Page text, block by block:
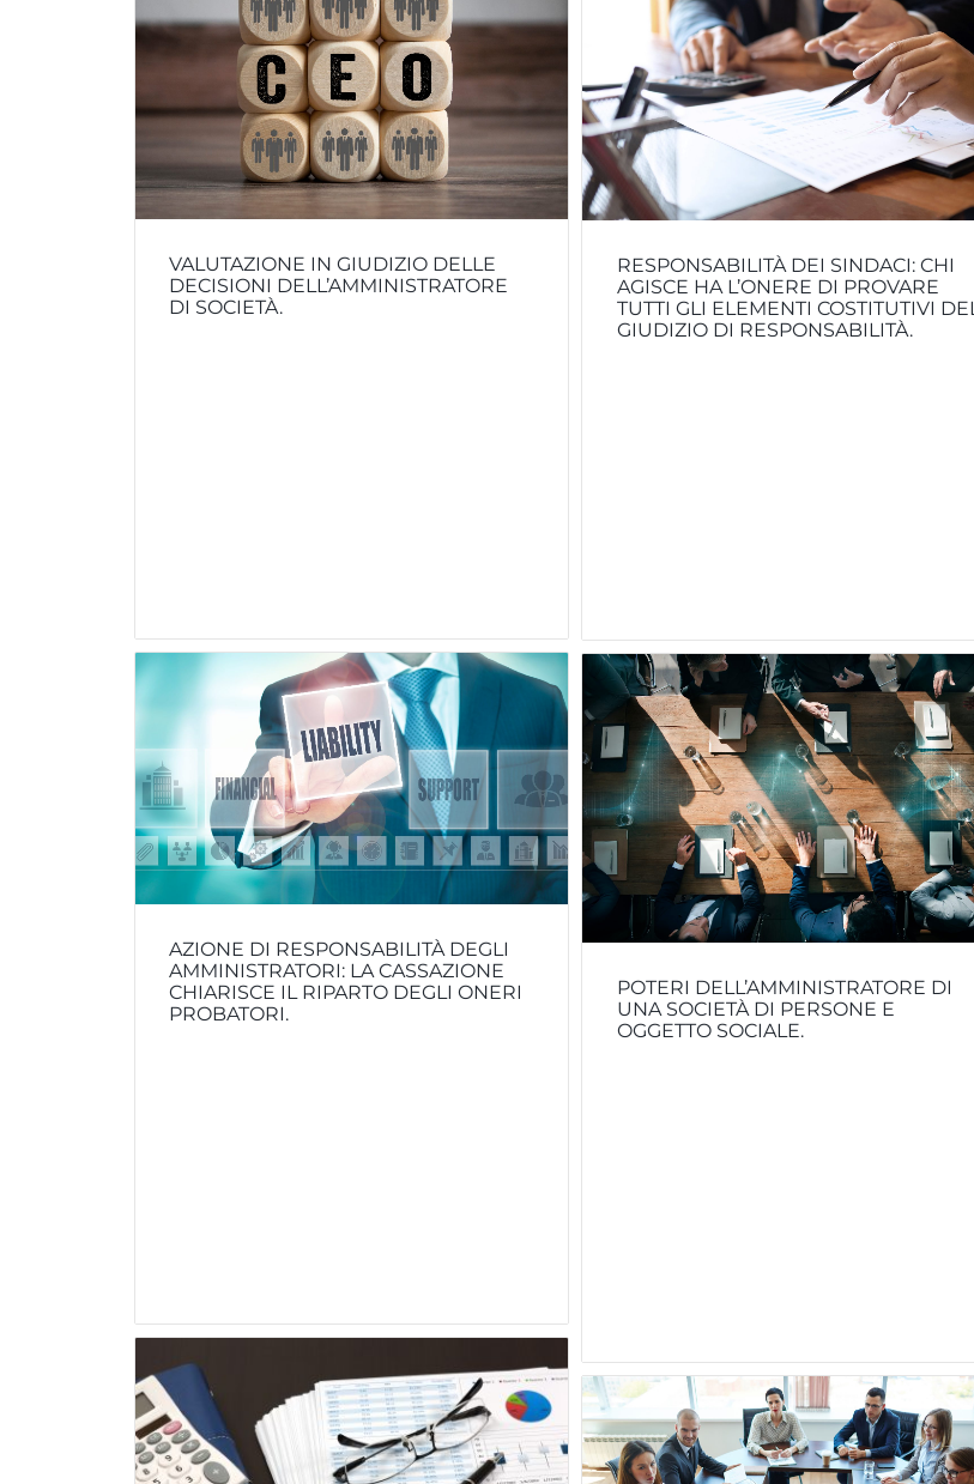
VALUTAZIONE IN GIUDIZIO DELLE
DECISIONI DELL’AMMINISTRATORE
DI SOCIETÀ.
RESPONSABILITÀ DEI SINDACI: CHI
AGISCE HA L’ONERE DI PROVARE
TUTTI GLI ELEMENTI COSTITUTIVI DEL
GIUDIZIO DI RESPONSABILITÀ.
AZIONE DI RESPONSABILITÀ DEGLI
AMMINISTRATORI: LA CASSAZIONE
CHIARISCE IL RIPARTO DEGLI ONERI
PROBATORI.
POTERI DELL’AMMINISTRATORE DI
UNA SOCIETÀ DI PERSONE E
OGGETTO SOCIALE.